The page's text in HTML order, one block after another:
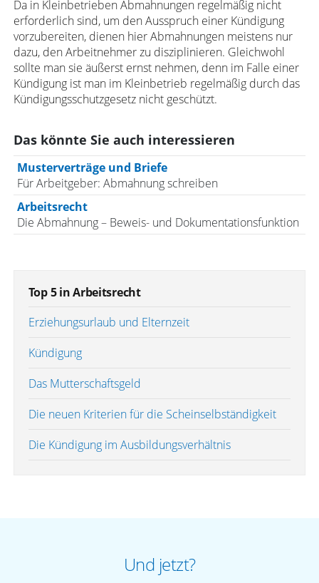
Da in Kleinbetrieben Abmahnungen regelmäßig nicht
erforderlich sind, um den Ausspruch einer Kündigung
vorzubereiten, dienen hier Abmahnungen meistens nur
dazu, den Arbeitnehmer zu disziplinieren. Gleichwohl
sollte man sie äußerst ernst nehmen, denn im Falle einer
Kündigung ist man im Kleinbetrieb regelmäßig durch das
Kündigungsschutzgesetz nicht geschützt.
Das könnte Sie auch interessieren
Musterverträge und Briefe
Für Arbeitgeber: Abmahnung schreiben
Arbeitsrecht
Die Abmahnung – Beweis- und Dokumentationsfunktion
Top 5 in Arbeitsrecht
Erziehungsurlaub und Elternzeit
Kündigung
Das Mutterschaftsgeld
Die neuen Kriterien für die Scheinselbständigkeit
Die Kündigung im Ausbildungsverhältnis
Und jetzt?